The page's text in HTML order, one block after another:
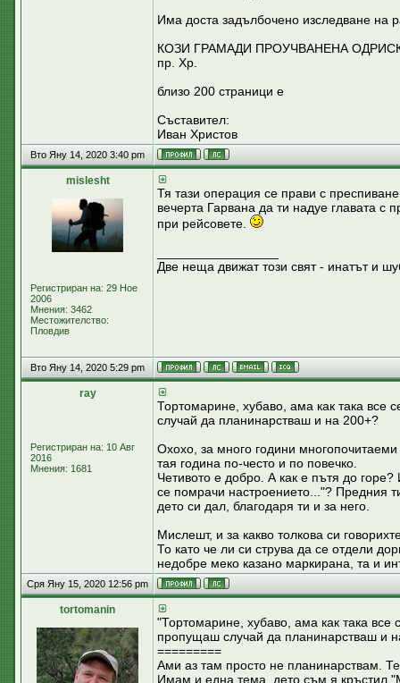
Има доста задълбочено изследване на
КОЗИ ГРАМАДИ ПРОУЧВАНЕНА
пр. Хр.
близо 200 страници е
Съставител:
Иван Христов
Вто Яну 14, 2020 3:40 pm
mislesht
Регистриран на: 29 Ное
2006
Мнения: 3462
Местожителство:
Пловдив
Тя тази операция се прави с
вечерта Гарвана да ти надуе главата с
при рейсовете.
Две неща движат този свят - инатът и
Вто Яну 14, 2020 5:29 pm
ray
Регистриран на: 10 Авг
2016
Мнения: 1681
Тортомарине, хубаво, ама как така все
случай да планинарстваш и на 200+?
Охохо, за много години
тая година по-често и по повечко.
Четивото е добро. А как е пътя до
се помрачи настроението..."? Предния
дето си дал, благодаря ти и за него.
Мислешт, и за какво толкова си
То като че ли си струва да се отдели
недобре меко казано маркирана, та и
Сря Яну 15, 2020 12:56 pm
tortomanin
"Тортомарине, хубаво, ама как така все
пропущаш случай да планинарстваш и
=========
Ами аз там просто не планинарствам.
Имам и една тема, дето съм я кръстил